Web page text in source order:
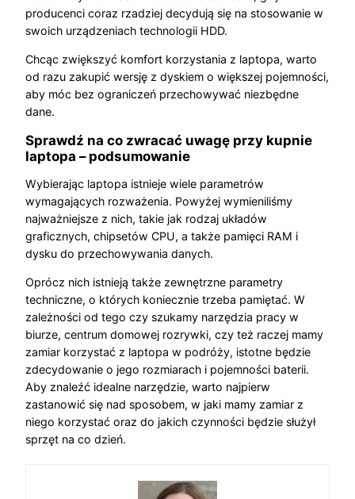
producenci coraz rzadziej decydują się na stosowanie w
swoich urządzeniach technologii HDD.
Chcąc zwiększyć komfort korzystania z laptopa, warto
od razu zakupić wersję z dyskiem o większej pojemności,
aby móc bez ograniczeń przechowywać niezbędne
dane.
Sprawdź na co zwracać uwagę przy kupnie
laptopa – podsumowanie
Wybierając laptopa istnieje wiele parametrów
wymagających rozważenia. Powyżej wymieniliśmy
najważniejsze z nich, takie jak rodzaj układów
graficznych, chipsetów CPU, a także pamięci RAM i
dysku do przechowywania danych.
Oprócz nich istnieją także zewnętrzne parametry
techniczne, o których koniecznie trzeba pamiętać. W
zależności od tego czy szukamy narzędzia pracy w
biurze, centrum domowej rozrywki, czy też raczej mamy
zamiar korzystać z laptopa w podróży, istotne będzie
zdecydowanie o jego rozmiarach i pojemności baterii.
Aby znaleźć idealne narzędzie, warto najpierw
zastanowić się nad sposobem, w jaki mamy zamiar z
niego korzystać oraz do jakich czynności będzie służył
sprzęt na co dzień.